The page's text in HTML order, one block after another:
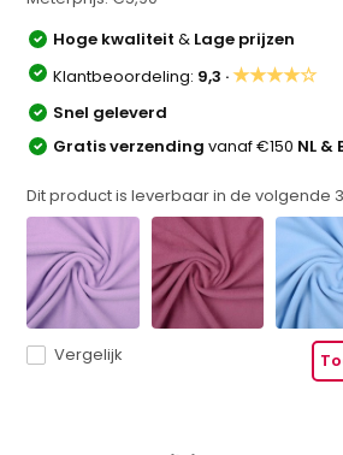
Hoge kwaliteit& Lage prijzen
Klantbeoordeling: 9,3 ·★★★★☆
Snel geleverd
Gratis verzendingvanaf €150 NL &
Dit product is leverbaar in de volgende
Vergelijk